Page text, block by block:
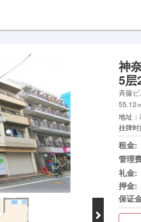
神
5层
斉藤
55.12
地址
挂牌
租金:
管理
礼金:
押金:
保证